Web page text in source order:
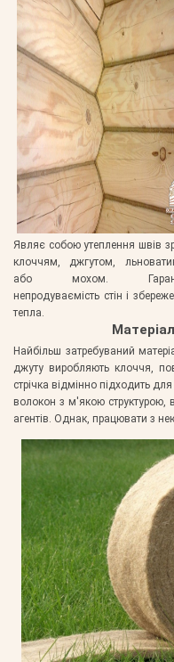
Являє собою утеплення швів
клоччям, джгутом,
або мохом.
непродуваємість стін і
тепла.
Найбільш затребуваний
джуту виробляють клоччя,
стрічка відмінно підходить
волокон з м'якою структурою,
агентів. Однак, працювати з